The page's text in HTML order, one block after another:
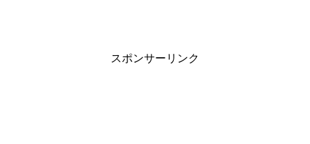
スポンサーリンク